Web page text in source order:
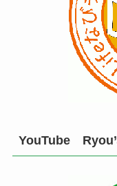
YouTube